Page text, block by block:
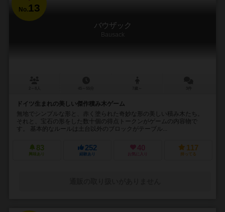
No.13
バウザック
Bausack
ドイツ生まれの美しい傑作積み木ゲーム
無地でシンプルな形と、赤く塗られた奇妙な形の美しい積み木たち。
それと、宝石の形をした数十個の得点トークンがゲームの内容物で
す。 基本的なルールは土台以外のブロックがテーブル...
83
興味あり
252
経験あり
40
お気に入り
117
持ってる